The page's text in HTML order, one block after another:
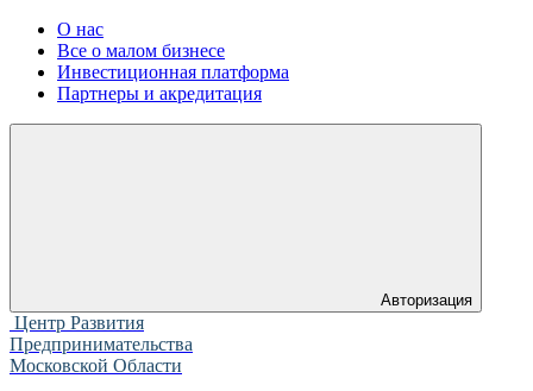
О нас
Все о малом бизнесе
Инвестиционная платформа
Партнеры и акредитация
Авторизация
Центр Развития
Предпринимательства
Московской Области